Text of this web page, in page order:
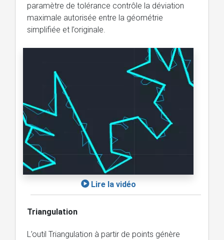
paramètre de tolérance contrôle la déviation
maximale autorisée entre la géométrie
simplifiée et l’originale.
Lire la vidéo
Triangulation
L’outil Triangulation à partir de points génère